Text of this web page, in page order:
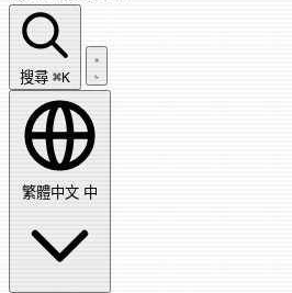
搜尋文章...
搜尋 ⌘K
繁體中文 中